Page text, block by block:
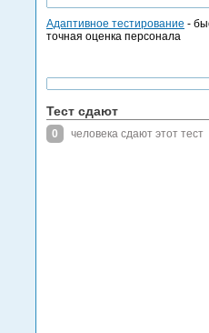
Адаптивное тестирование -
точная оценка персонала
Тест сдают
0
человека сдают этот тест